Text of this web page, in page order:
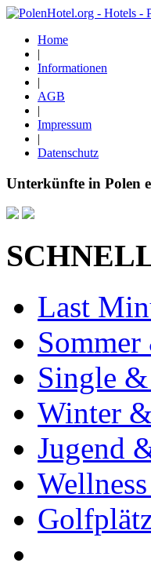
Home
|
Informationen
|
AGB
|
Impressum
|
Datenschutz
Unterkünfte in Polen
Last
Single
Winter
Jugend